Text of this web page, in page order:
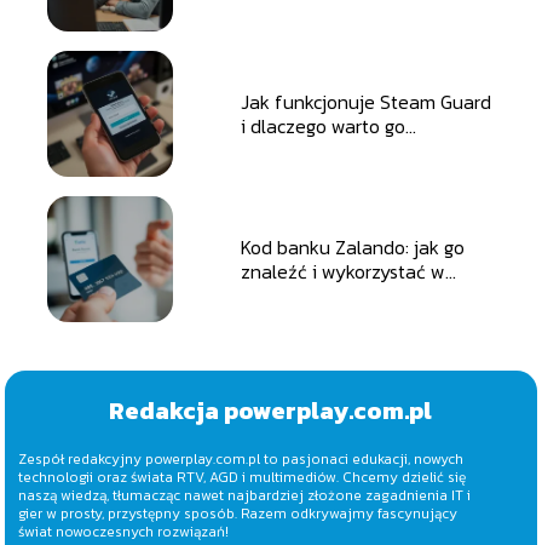
Jak funkcjonuje Steam Guard
i dlaczego warto go
Kod banku Zalando: jak go
znaleźć i wykorzystać w
Redakcja powerplay.com.pl
Zespół redakcyjny powerplay.com.pl to pasjonaci edukacji, nowych
technologii oraz świata RTV, AGD i multimediów. Chcemy dzielić się
naszą wiedzą, tłumacząc nawet najbardziej złożone zagadnienia IT i
gier w prosty, przystępny sposób. Razem odkrywajmy fascynujący
świat nowoczesnych rozwiązań!